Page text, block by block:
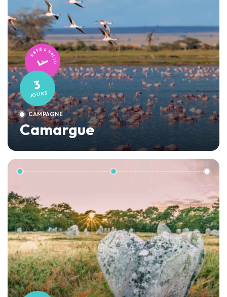
TESTÉ & VALIDÉ
3
JOURS
CAMPAGNE
Camargue